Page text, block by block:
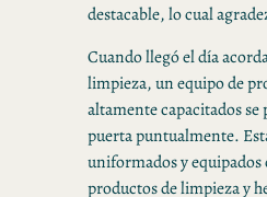
destacable, lo cual
Cuando llegó el día
limpieza, un equipo de
altamente capacitados
puerta puntualmente.
uniformados y equipados
productos de limpieza y